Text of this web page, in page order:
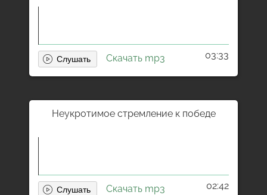
Скачать mp3 03:33
Неукротимое стремление к победе
Скачать mp3 02:42